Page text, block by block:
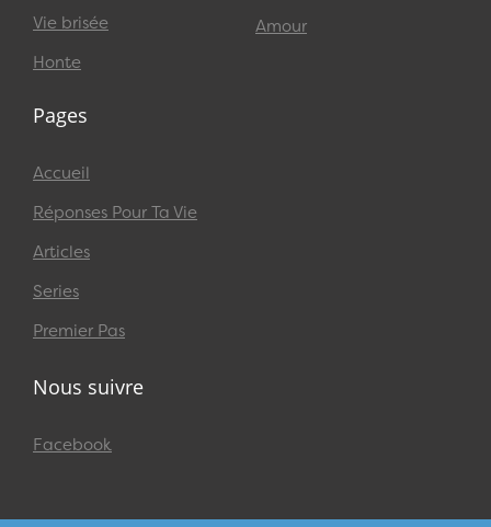
Vie brisée
Honte
Amour
Pages
Accueil
Réponses Pour Ta Vie
Articles
Series
Premier Pas
Nous suivre
Facebook